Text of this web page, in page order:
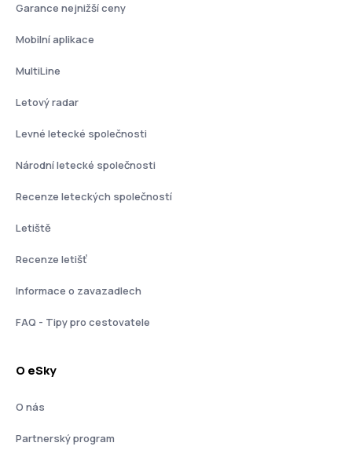
Garance nejnižší ceny
Mobilní aplikace
MultiLine
Letový radar
Levné letecké společnosti
Národní letecké společnosti
Recenze leteckých společností
Letiště
Recenze letišť
Informace o zavazadlech
FAQ - Tipy pro cestovatele
O eSky
O nás
Partnerský program